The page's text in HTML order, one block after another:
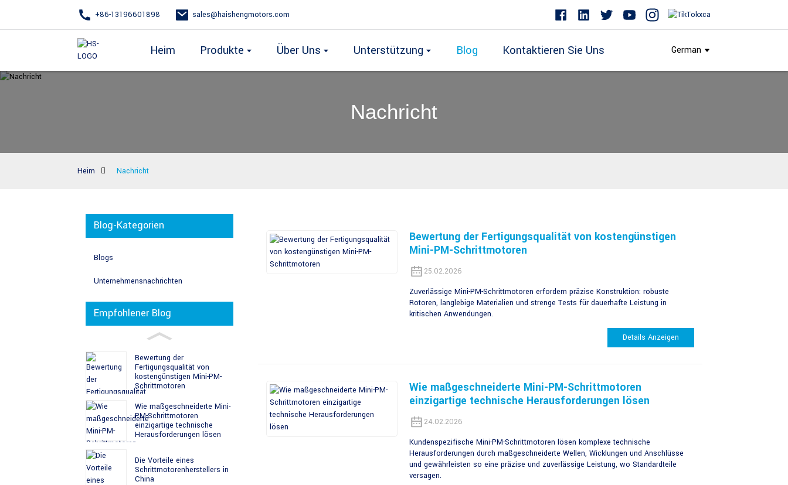
+86-13196601898 sales@haishengmotors.com
Heim Produkte Über Uns Unterstützung Blog Kontaktieren Sie Uns German
Nachricht
Heim Nachricht
Blog-Kategorien
Blogs
Unternehmensnachrichten
Empfohlener Blog
Bewertung der
Fertigungsqualität von
kostengünstigen Mini-PM-
Schrittmotoren
Wie maßgeschneiderte Mini-
PM-Schrittmotoren
einzigartige technische
Herausforderungen lösen
Die Vorteile eines
Schrittmotorenherstellers in
China
Bewertung der Fertigungsqualität von kostengünstigen
Mini-PM-Schrittmotoren
25.02.2026
Zuverlässige Mini-PM-Schrittmotoren erfordern präzise Konstruktion: robuste
Rotoren, langlebige Materialien und strenge Tests für dauerhafte Leistung in
kritischen Anwendungen.
Details Anzeigen
Wie maßgeschneiderte Mini-PM-Schrittmotoren
einzigartige technische Herausforderungen lösen
24.02.2026
Kundenspezifische Mini-PM-Schrittmotoren lösen komplexe technische
Herausforderungen durch maßgeschneiderte Wellen, Wicklungen und Anschlüsse
und gewährleisten so eine präzise und zuverlässige Leistung, wo Standardteile
versagen.